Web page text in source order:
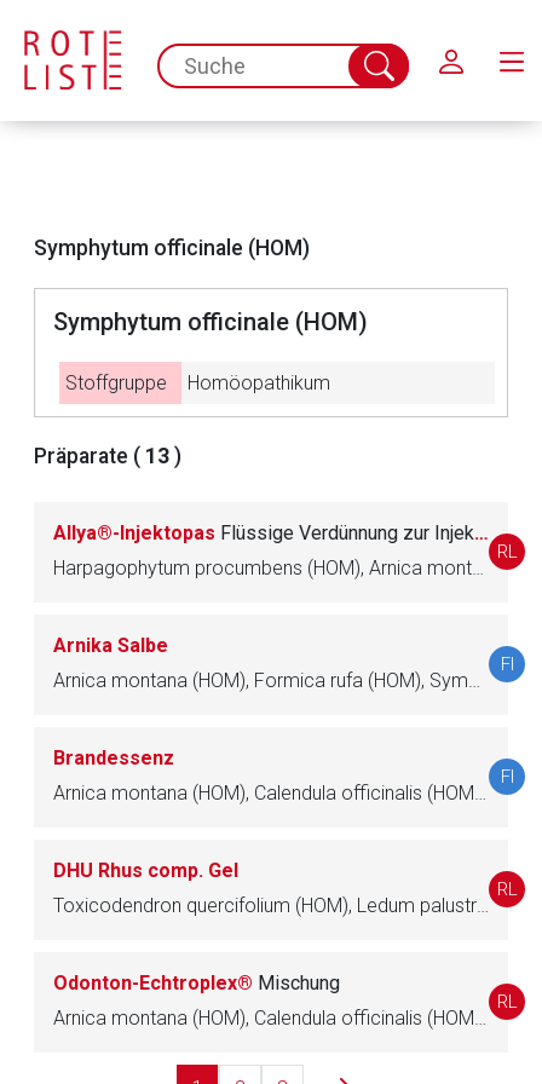
spc.search.input.placeholder
Suche
abschicken
Symphytum officinale (HOM)
Symphytum officinale (HOM)
Stoffgruppe Homöopathikum
Präparate ( 13 )
Allya®-Injektopas Flüssige Verdünnung zur Injektion
Harpagophytum procumbens (HOM), Arnica montana (HOM), Hypericum perforatum (HOM), Bryonia (HOM), Symphytum officinale (HOM), Calcium phosphoricum (HOM), Acidum silicicum (HOM), Valeriana officinalis (HOM)
RL
Arnika Salbe
Arnica montana (HOM), Formica rufa (HOM), Symphytum officinale (HOM)
FI
Brandessenz
Arnica montana (HOM), Calendula officinalis (HOM), Lytta vesicatoria (HOM), Symphytum officinale (HOM), Thuja occidentalis (HOM), Urtica (HOM)
FI
DHU Rhus comp. Gel
Toxicodendron quercifolium (HOM), Ledum palustre (HOM), Symphytum officinale (HOM)
RL
Odonton-Echtroplex® Mischung
Arnica montana (HOM), Calendula officinalis (HOM), Delphinium staphisagria (HOM), Echinacea purpurea (HOM), Hepar sulfuris (HOM), Kalium bichromicum (HOM), Kalium sulfuricum (HOM), Symphytum officinale (HOM)
RL
Aufruf einer externen Seite
Seite. Für die Inhalte der externen Web-Seite ist deren
Betreiber verantwortlich. Ebenso gelten dort ggf. andere
Zurück zur rote-liste.de Zur Seite